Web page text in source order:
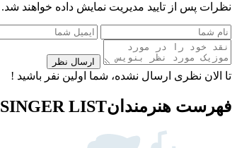
نظرات پس از تایید مدیریت نمایش داده خواهند شد.
ارسال نظر
تا الان نظری ارسال نشده، شما اولین نفر باشید !
فهرست هنرمندانSINGER LIST